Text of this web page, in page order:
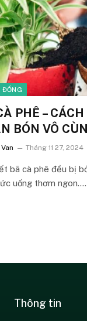
ĐỒNG
PHÊ –
BÓN VÔ
Tháng 11 27, 2024
bã cà phê đều bị
uống thơm ngon.…
Thông tin